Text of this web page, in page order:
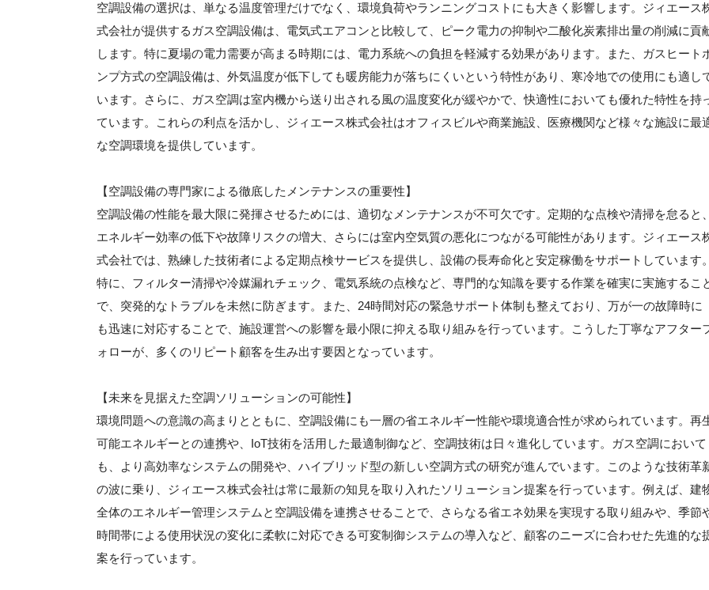
空調設備の選択は、単なる温度管理だけでなく、環境負荷やランニングコストにも大きく影響します。ジィエース
式会社が提供するガス空調設備は、電気式エアコンと比較して、ピーク電力の抑制や二酸化炭素排出量の削減に貢
します。特に夏場の電力需要が高まる時期には、電力系統への負担を軽減する効果があります。また、ガスヒート
ンプ方式の空調設備は、外気温度が低下しても暖房能力が落ちにくいという特性があり、寒冷地での使用にも適し
います。さらに、ガス空調は室内機から送り出される風の温度変化が緩やかで、快適性においても優れた特性を持
ています。これらの利点を活かし、ジィエース株式会社はオフィスビルや商業施設、医療機関など様々な施設に最
な空調環境を提供しています。
【空調設備の専門家による徹底したメンテナンスの重要性】
空調設備の性能を最大限に発揮させるためには、適切なメンテナンスが不可欠です。定期的な点検や清掃を怠ると、
エネルギー効率の低下や故障リスクの増大、さらには室内空気質の悪化につながる可能性があります。ジィエース
式会社では、熟練した技術者による定期点検サービスを提供し、設備の長寿命化と安定稼働をサポートしています。
特に、フィルター清掃や冷媒漏れチェック、電気系統の点検など、専門的な知識を要する作業を確実に実施するこ
で、突発的なトラブルを未然に防ぎます。また、24時間対応の緊急サポート体制も整えており、万が一の故障時に
も迅速に対応することで、施設運営への影響を最小限に抑える取り組みを行っています。こうした丁寧なアフター
ォローが、多くのリピート顧客を生み出す要因となっています。
【未来を見据えた空調ソリューションの可能性】
環境問題への意識の高まりとともに、空調設備にも一層の省エネルギー性能や環境適合性が求められています。再
可能エネルギーとの連携や、IoT技術を活用した最適制御など、空調技術は日々進化しています。ガス空調において
も、より高効率なシステムの開発や、ハイブリッド型の新しい空調方式の研究が進んでいます。このような技術革
の波に乗り、ジィエース株式会社は常に最新の知見を取り入れたソリューション提案を行っています。例えば、建
全体のエネルギー管理システムと空調設備を連携させることで、さらなる省エネ効果を実現する取り組みや、季節
時間帯による使用状況の変化に柔軟に対応できる可変制御システムの導入など、顧客のニーズに合わせた先進的な
案を行っています。